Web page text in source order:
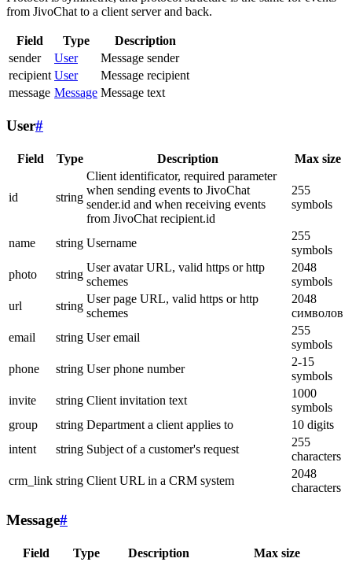
from JivoChat to a client server and back.
Field Type
Description
sender
User
Message sender
recipient User
Message recipient
message Message Message text
User#
Field Type Description Max size
id string
Client identificator, required parameter
when sending events to JivoChat
sender.id and when receiving events
from JivoChat recipient.id
255
symbols
name string Username
255
symbols
photo
string
User avatar URL, valid https or http
schemes
2048
symbols
url
string
User page URL, valid https or http
schemes
2048
символов
email
string User email
255
symbols
phone
string User phone number
2-15
symbols
invite
string Client invitation text
1000
symbols
group
string Department a client applies to
10 digits
intent
string Subject of a customer's request
255
characters
crm_link string Client URL in a CRM system
2048
characters
Message#
Field Type Description Max size